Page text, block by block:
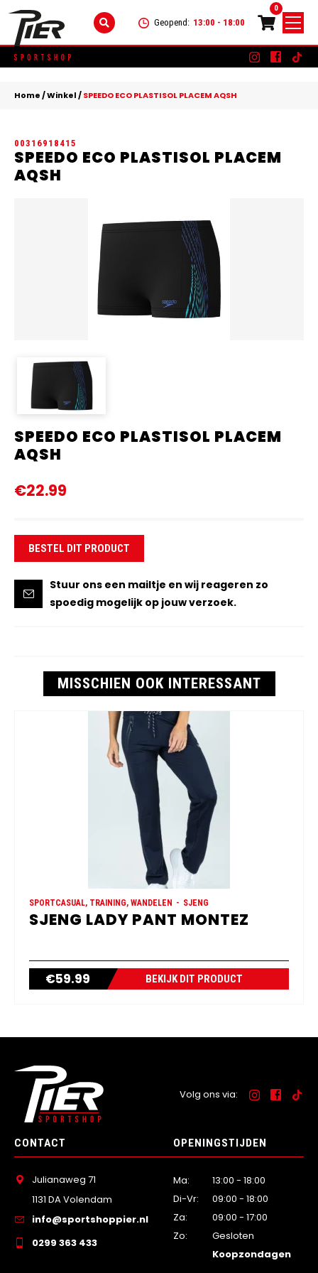
Geopend: 13:00 - 18:00
0
Skip
to
SCHOENEN
ACCESSOIRES
KLEDING
SCHOENEN
KINDEREN
KLEDING
MERKEN
Home/Winkel/SPEEDO ECO PLASTISOL PLACEM AQSH
00316918415
SPEEDO ECO PLASTISOL PLACEM
AQSH
SPEEDO ECO PLASTISOL PLACEM
AQSH
€22.99
BESTEL DIT PRODUCT
Stuur ons een mailtje en wij reageren zo
spoedig mogelijk op jouw verzoek.
MISSCHIEN OOK INTERESSANT
SPORTCASUAL, TRAINING, WANDELEN SJENG
SJENG LADY PANT MONTEZ
€59.99 BEKIJK DIT PRODUCT
Volg ons via:
CONTACT
Julianaweg 71
1131 DA Volendam
info@sportshoppier.nl
0299 363 433
OPENINGSTIJDEN
Ma:
13:00 - 18:00
Di-Vr:
09:00 - 18:00
Za:
09:00 - 17:00
Zo:
Gesloten
Koopzondagen